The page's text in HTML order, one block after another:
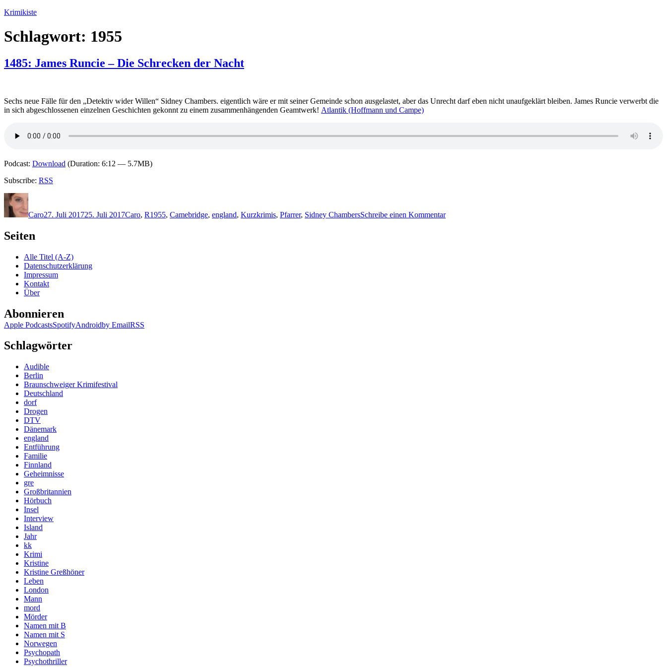
Zum
springen
Krimikiste
Schlagwort: 1955
1485: James Runcie – Die Schrecken der Nacht
Sechs neue Fälle für den „Detektiv wider Willen“ Sidney Chambers. eigentlich wäre er mit seiner Gemeinde schon ausgelastet, aber das Unrecht darf eben nicht unaufgeklärt bleiben. James Runcie verwerbt die
in sich abgeschlossenen einzelnen Geschichten gekonnt zu einem zusammenhängenden Geamtwerk! Atlantik (Hoffmann und Campe)
Podcast: Download (Duration: 6:12 — 5.7MB)
Subscribe: RSS
Autor
Caro27. Juli 201725. Juli 2017Caro, R1955, Camebridge, england, Kurzkrimis, Pfarrer, Sidney ChambersSchreibe einen KommentarJames
Seiten
Alle Titel (A-Z)
Datenschutzerklärung
Impressum
Kontakt
Über
Abonnieren
Apple PodcastsSpotifyAndroidby EmailRSS
Schlagwörter
Audible
Berlin
Braunschweiger Krimifestival
Deutschland
dorf
Drogen
DTV
Dänemark
england
Entführung
Familie
Finnland
Geheimnisse
gre
Großbritannien
Hörbuch
Insel
Interview
Island
Jahr
kk
Krimi
Kristine
Kristine Greßhöner
Leben
London
Mann
mord
Mörder
Namen mit B
Namen mit S
Norwegen
Psychopath
Psychothriller